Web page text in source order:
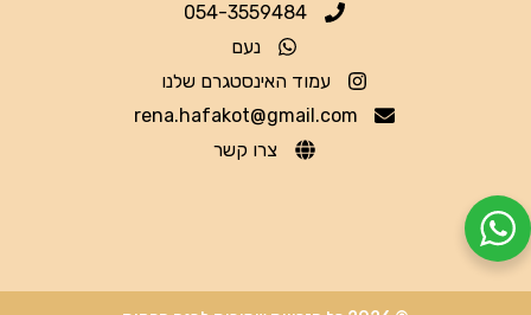
054-3559484
נעם
עמוד האינסטגרם שלנו
rena.hafakot@gmail.com
צרו קשר